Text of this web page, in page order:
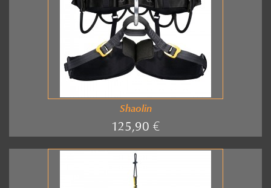
Shaolin
125,90 €